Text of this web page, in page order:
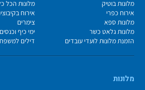
מלונות בוטיק
מלונות הכל
אירוח כפרי
אירוח
מלונות ספא
צימרים
מלונות גלאט כשר
ימי כיף וכנסים
הזמנת מלונות לועדי עובדים
דילים
מלונות